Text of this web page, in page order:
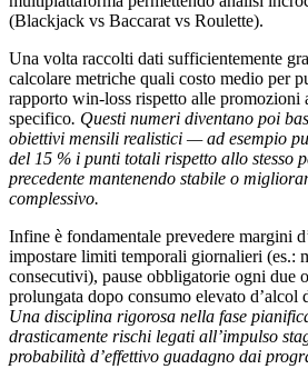
(Blackjack vs Baccarat vs Roulette).
Una volta raccolti dati sufficientemente
calcolare metriche quali costo medio per
rapporto win‑loss rispetto alle promozioni
specifico. Questi numeri diventano poi
obiettivi mensili realistici — ad esempio
del 15 % i punti totali rispetto allo stesso
precedente mantenendo stabile o
complessivo.
Infine è fondamentale prevedere margini
impostare limiti temporali giornalieri (es.:
consecutivi), pause obbligatorie ogni due
prolungata dopo consumo elevato d’alcol
Una disciplina rigorosa nella fase
drasticamente rischi legati all’impulso
probabilità d’effettivo guadagno dai